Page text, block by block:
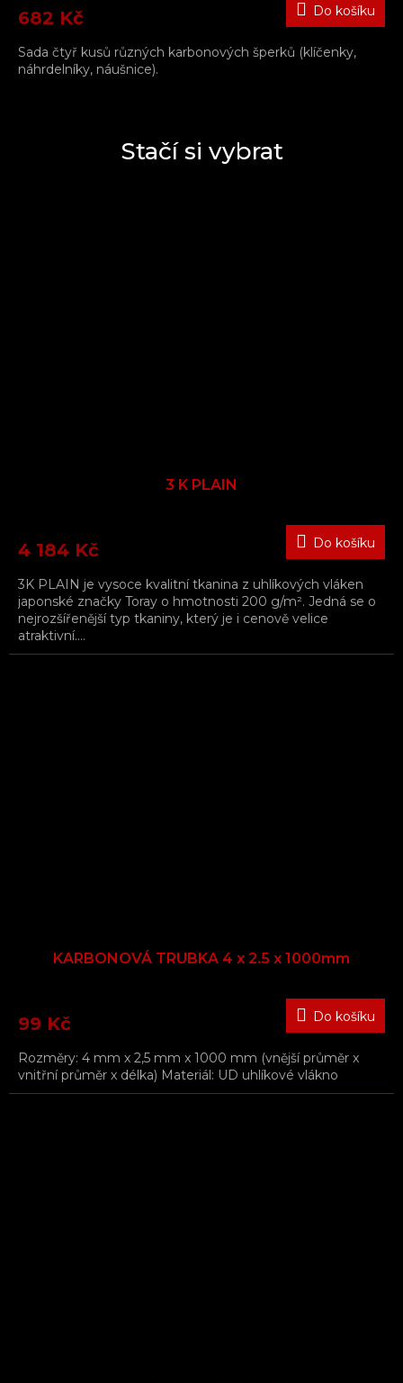
682 Kč Do košíku
Sada čtyř kusů různých karbonových šperků (klíčenky,
náhrdelníky, náušnice).
Stačí si vybrat
3 K PLAIN
4 184 Kč Do košíku
3K PLAIN je vysoce kvalitní tkanina z uhlíkových vláken
japonské značky Toray o hmotnosti 200 g/m². Jedná se o
nejrozšířenější typ tkaniny, který je i cenově velice
atraktivní....
KARBONOVÁ TRUBKA 4 x 2.5 x 1000mm
99 Kč Do košíku
Rozměry: 4 mm x 2,5 mm x 1000 mm (vnější průměr x
vnitřní průměr x délka) Materiál: UD uhlíkové vlákno